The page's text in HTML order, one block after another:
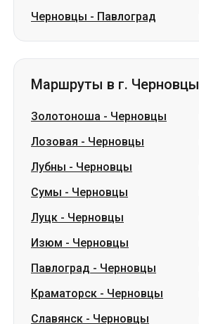
Черновцы - Павлоград
Маршруты в г. Черновцы
Золотоноша - Черновцы
Лозовая - Черновцы
Лубны - Черновцы
Сумы - Черновцы
Луцк - Черновцы
Изюм - Черновцы
Павлоград - Черновцы
Краматорск - Черновцы
Славянск - Черновцы